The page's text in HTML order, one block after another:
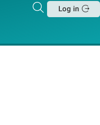
Zoeken
Log in